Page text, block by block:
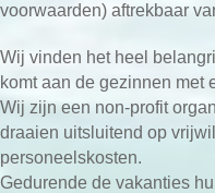
voorwaarden) aftrekbaar
Wij vinden het heel
komt aan de gezinnen met
Wij zijn een non-profit
draaien uitsluitend op
personeelskosten.
Gedurende de vakanties